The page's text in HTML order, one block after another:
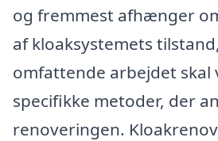
og fremmest afhænger
af kloaksystemets
omfattende arbejdet skal
specifikke metoder, der
renoveringen.